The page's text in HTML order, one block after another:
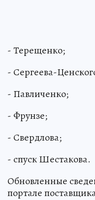
- Терещенко;
- Сергеева-
- Павличенко;
- Фрунзе;
- Свердлова;
- спуск Шестакова.
Обновленные
портале